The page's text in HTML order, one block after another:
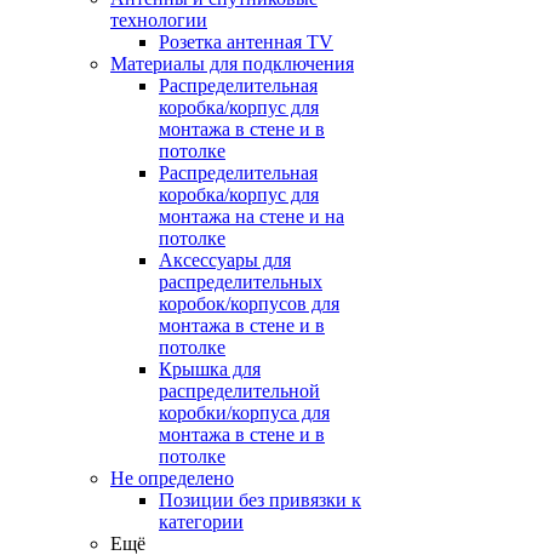
технологии
Розетка антенная TV
Материалы для подключения
Распределительная
коробка/корпус для
монтажа в стене и в
потолке
Распределительная
коробка/корпус для
монтажа на стене и на
потолке
Аксессуары для
распределительных
коробок/корпусов для
монтажа в стене и в
потолке
Крышка для
распределительной
коробки/корпуса для
монтажа в стене и в
потолке
Не определено
Позиции без привязки к
категории
Ещё